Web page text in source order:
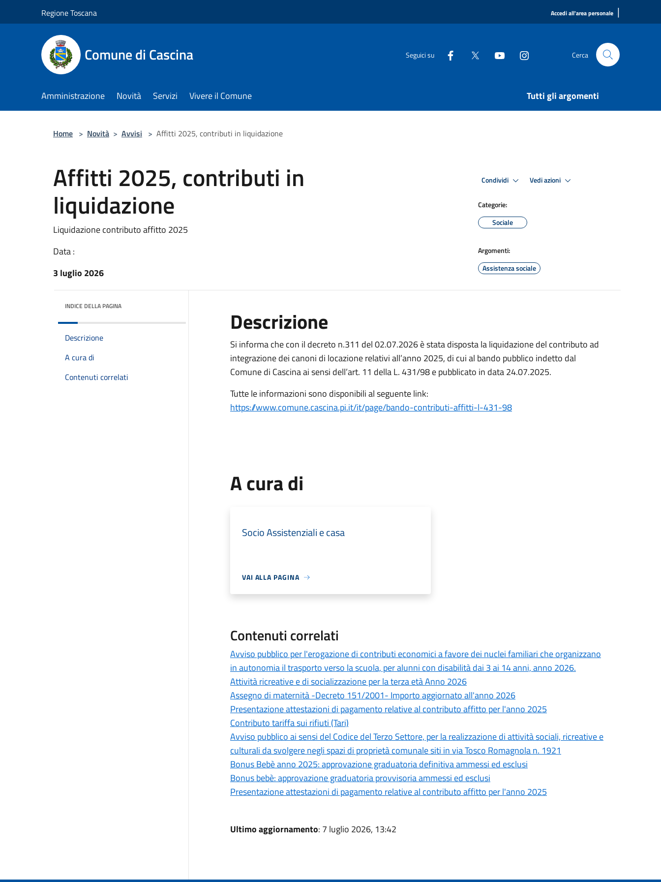
Regione Toscana Accedi all'area personale |
Comune di Cascina Seguici su Cerca
Amministrazione Novità Servizi Vivere il Comune Tutti gli argomenti
Home > Novità > Avvisi > Affitti 2025, contributi in liquidazione
Affitti 2025, contributi in
liquidazione
Liquidazione contributo affitto 2025
Data :
3 luglio 2026
Condividi Vedi azioni
Categorie:
Sociale
Argomenti:
Assistenza sociale
INDICE DELLA PAGINA
Descrizione
A cura di
Contenuti correlati
Descrizione
Si informa che con il decreto n.311 del 02.07.2026 è stata disposta la liquidazione del contributo ad
integrazione dei canoni di locazione relativi all’anno 2025, di cui al bando pubblico indetto dal
Comune di Cascina ai sensi dell’art. 11 della L. 431/98 e pubblicato in data 24.07.2025.
Tutte le informazioni sono disponibili al seguente link:
https://www.comune.cascina.pi.it/it/page/bando-contributi-affitti-l-431-98
A cura di
Socio Assistenziali e casa
VAI ALLA PAGINA
Contenuti correlati
Avviso pubblico per l'erogazione di contributi economici a favore dei nuclei familiari che organizzano
in autonomia il trasporto verso la scuola, per alunni con disabilità dai 3 ai 14 anni, anno 2026.
Attività ricreative e di socializzazione per la terza età Anno 2026
Assegno di maternità -Decreto 151/2001- Importo aggiornato all'anno 2026
Presentazione attestazioni di pagamento relative al contributo affitto per l'anno 2025
Contributo tariffa sui rifiuti (Tari)
Avviso pubblico ai sensi del Codice del Terzo Settore, per la realizzazione di attività sociali, ricreative e
culturali da svolgere negli spazi di proprietà comunale siti in via Tosco Romagnola n. 1921
Bonus Bebè anno 2025: approvazione graduatoria definitiva ammessi ed esclusi
Bonus bebè: approvazione graduatoria provvisoria ammessi ed esclusi
Presentazione attestazioni di pagamento relative al contributo affitto per l'anno 2025
Ultimo aggiornamento: 7 luglio 2026, 13:42